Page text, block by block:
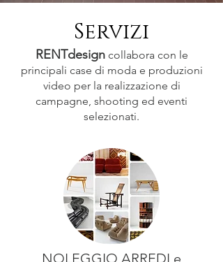
Servizi
RENTdesigncollabora con le
principali case di moda e produzioni
video per la realizzazione di
campagne, shooting ed eventi
selezionati.
NOLEGGIO ARREDI e